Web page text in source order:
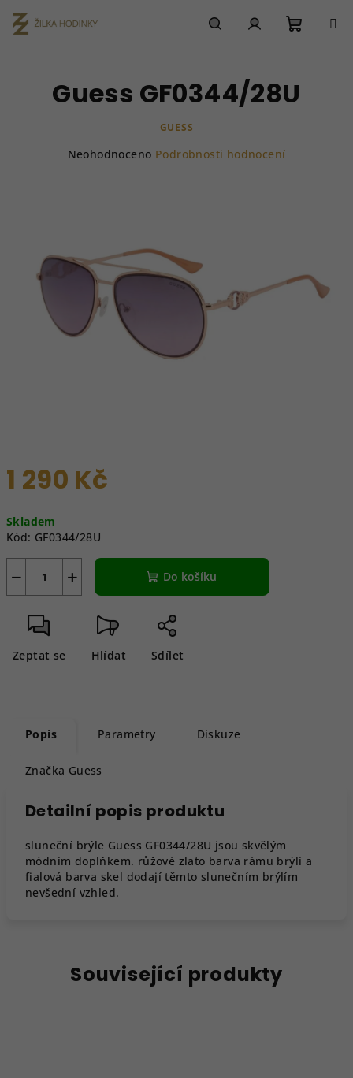
na
obsah
košík
1 290 Kč
cena:
Skladem
Kód: GF0344/28U
+
− Do košíku
Zeptat se Hlídat Sdílet
Guess GF0344/28U
GUESS
hvězdiček.
Neohodnoceno Podrobnosti hodnocení
Popis Parametry Diskuze
Značka Guess
Detailní popis produktu
sluneční brýle Guess GF0344/28U jsou skvělým
módním doplňkem. růžové zlato barva rámu brýlí a
fialová barva skel dodají těmto slunečním brýlím
nevšední vzhled.
Související produkty